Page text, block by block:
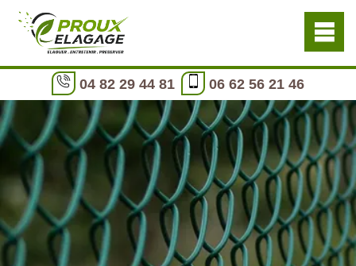
04 82 29 44 81 06 62 56 21 46